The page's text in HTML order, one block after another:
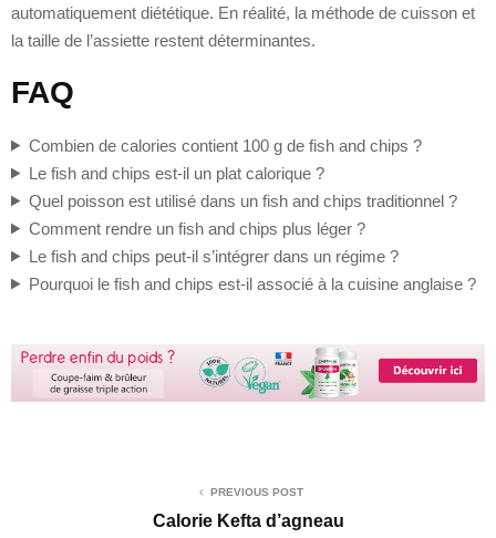
automatiquement diététique. En réalité, la méthode de cuisson et
la taille de l’assiette restent déterminantes.
FAQ
Combien de calories contient 100 g de fish and chips ?
Le fish and chips est-il un plat calorique ?
Quel poisson est utilisé dans un fish and chips traditionnel ?
Comment rendre un fish and chips plus léger ?
Le fish and chips peut-il s’intégrer dans un régime ?
Pourquoi le fish and chips est-il associé à la cuisine anglaise ?
PREVIOUS POST
Calorie Kefta d’agneau